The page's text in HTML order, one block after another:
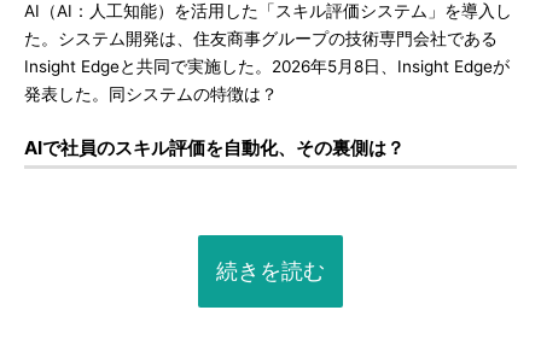
AI（AI：人工知能）を活用した「スキル評価システム」を導入し
た。システム開発は、住友商事グループの技術専門会社である
Insight Edgeと共同で実施した。2026年5月8日、Insight Edgeが
発表した。同システムの特徴は？
AIで社員のスキル評価を自動化、その裏側は？
続きを読む